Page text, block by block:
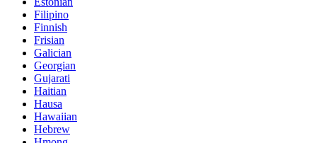
Filipino
Finnish
Frisian
Galician
Georgian
Gujarati
Haitian
Hausa
Hawaiian
Hebrew